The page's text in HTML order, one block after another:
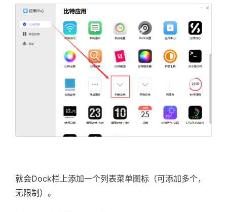
就会Dock栏上添加一个列表菜单图标（可添加多个，
无限制）。